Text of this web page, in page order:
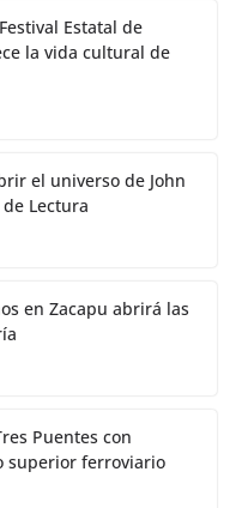
Estatal de
la vida cultural de
el universo de John
Lectura
en Zacapu abrirá las
Puentes con
superior ferroviario